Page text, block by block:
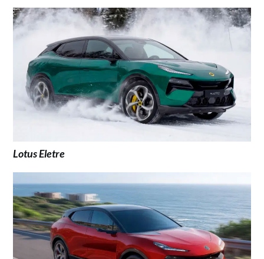
Lotus Eletre